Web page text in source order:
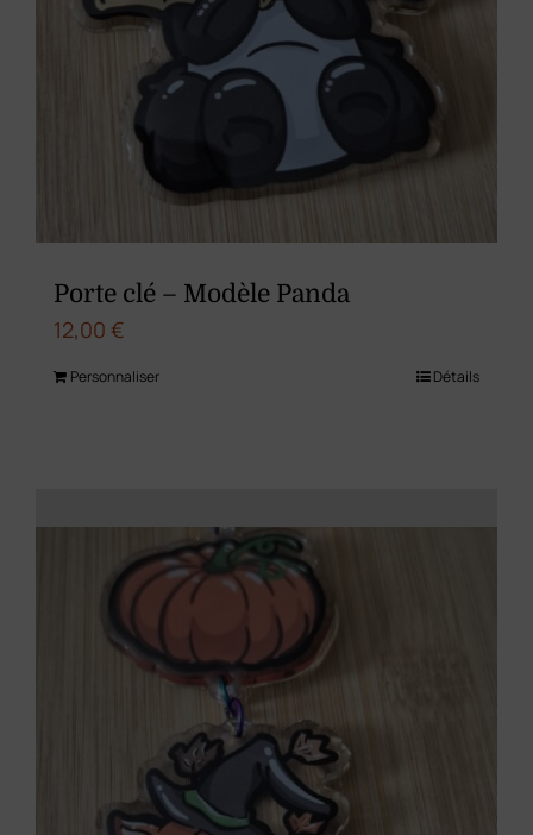
Porte clé – Modèle Panda
12,00 €
Personnaliser Détails